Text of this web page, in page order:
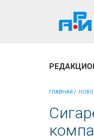
ГЛАВНАЯ